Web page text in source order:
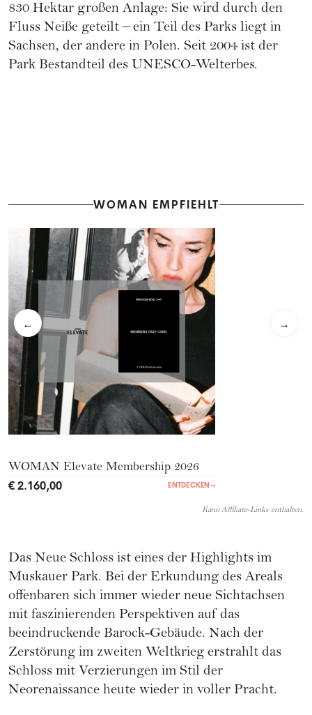
830 Hektar großen Anlage: Sie wird durch den
Fluss Neiße geteilt – ein Teil des Parks liegt in
Sachsen, der andere in Polen. Seit 2004 ist der
Park Bestandteil des UNESCO-Welterbes.
WOMAN EMPFIEHLT
← →
WOMAN Elevate Membership 2026
€ 2.160,00 ENTDECKEN →
Kann Affiliate-Links enthalten.
Das Neue Schloss ist eines der Highlights im
Muskauer Park. Bei der Erkundung des Areals
offenbaren sich immer wieder neue Sichtachsen
mit faszinierenden Perspektiven auf das
beeindruckende Barock-Gebäude. Nach der
Zerstörung im zweiten Weltkrieg erstrahlt das
Schloss mit Verzierungen im Stil der
Neorenaissance heute wieder in voller Pracht.